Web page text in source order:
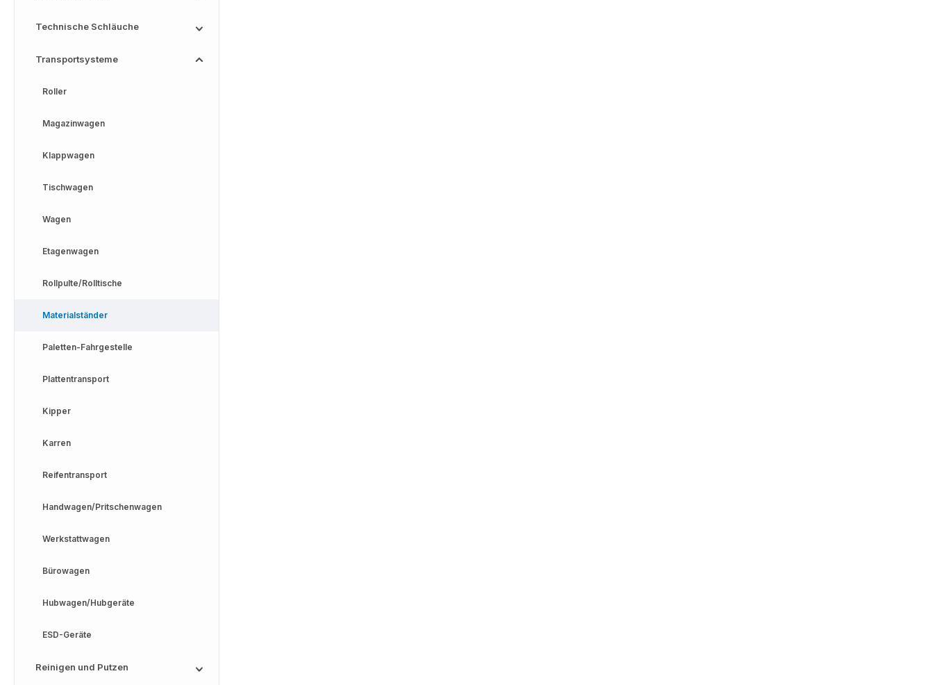
Technische Schläuche
Transportsysteme
Roller
Magazinwagen
Klappwagen
Tischwagen
Wagen
Etagenwagen
Rollpulte/Rolltische
Materialständer
Paletten-Fahrgestelle
Plattentransport
Kipper
Karren
Reifentransport
Handwagen/Pritschenwagen
Werkstattwagen
Bürowagen
Hubwagen/Hubgeräte
ESD-Geräte
Reinigen und Putzen